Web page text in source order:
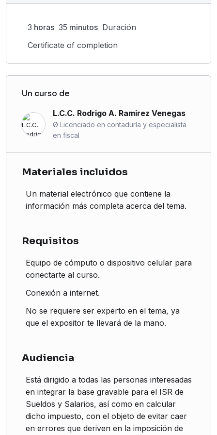
3 horas 35 minutos Duración
Certificate of completion
Un curso de
L.C.C. Rodrigo A. Ramirez Venegas
Ø Licenciado en contaduría y especialista
en fiscal
Materiales incluidos
Un material electrónico que contiene la
información más completa acerca del tema.
Requisitos
Equipo de cómputo o dispositivo celular para
conectarte al curso.
Conexión a internet.
No se requiere ser experto en el tema, ya
que el expositor te llevará de la mano.
Audiencia
Está dirigido a todas las personas interesadas
en integrar la base gravable para el ISR de
Sueldos y Salarios, así como en calcular
dicho impuesto, con el objeto de evitar caer
en errores que deriven en la imposición de